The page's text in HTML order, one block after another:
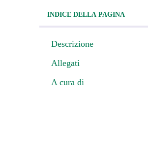
INDICE DELLA PAGINA
Descrizione
Allegati
A cura di